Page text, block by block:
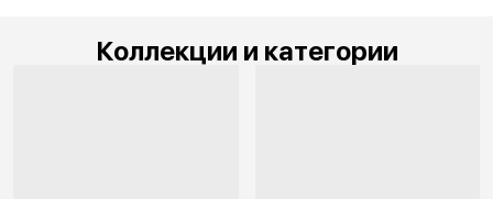
Коллекции и категории